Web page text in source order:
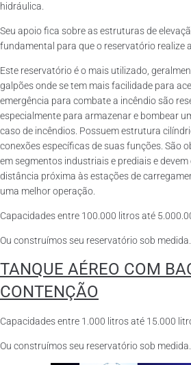
hidráulica.
Seu apoio fica sobre as estruturas de
fundamental para que o reservatório realize
Este reservatório é o mais utilizado,
galpões onde se tem mais facilidade para
emergência para combate a incêndio são
especialmente para armazenar e bombear
caso de incêndios. Possuem estrutura
conexões específicas de suas funções. São
em segmentos industriais e prediais e
distância próxima às estações de
uma melhor operação.
Capacidades entre 100.000 litros até
Ou construímos seu reservatório sob medida.
TANQUE AÉREO COM
CONTENÇÃO
Capacidades entre 1.000 litros até 15.000
Ou construímos seu reservatório sob medida.